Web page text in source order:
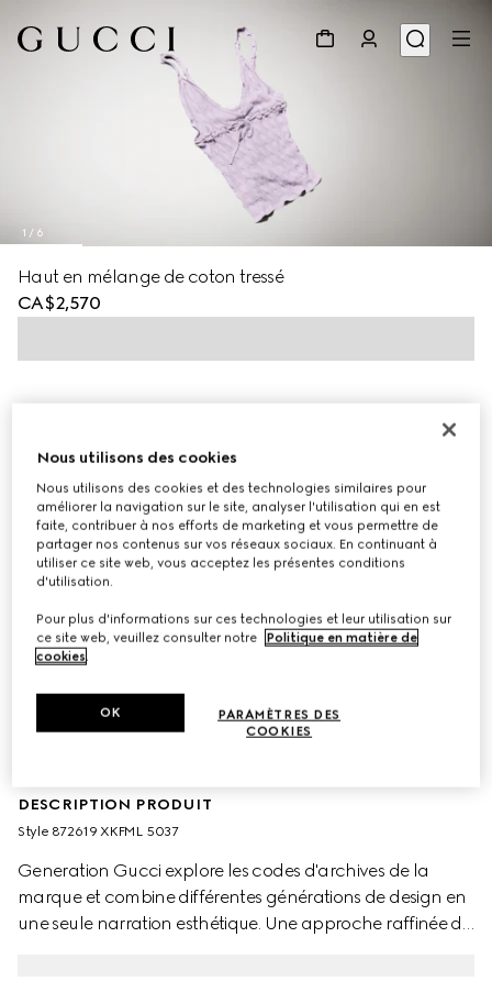
1 / 6
Haut en mélange de coton tressé
CA$2,570
DESCRIPTION PRODUIT
Style ‎872619 XKFML 5037
Generation Gucci explore les codes d'archives de la
marque et combine différentes générations de design en
une seule narration esthétique. Une approche raffinée du
Nous utilisons des cookies
Nous utilisons des cookies et des technologies similaires pour
améliorer la navigation sur le site, analyser l'utilisation qui en est
faite, contribuer à nos efforts de marketing et vous permettre de
partager nos contenus sur vos réseaux sociaux. En continuant à
utiliser ce site web, vous acceptez les présentes conditions
d'utilisation.
Pour plus d'informations sur ces technologies et leur utilisation sur
ce site web, veuillez consulter notre
Politique en matière de
cookies.
PARAMÈTRES DES
COOKIES
OK